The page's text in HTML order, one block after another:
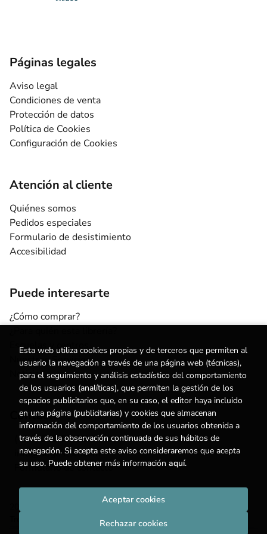
Páginas legales
Aviso legal
Condiciones de venta
Protección de datos
Política de Cookies
Configuración de Cookies
Atención al cliente
Quiénes somos
Pedidos especiales
Formulario de desistimiento
Accesibilidad
Puede interesarte
¿Cómo comprar?
Escuelas y centros
Nuestros Servicios
Noticias
Contacto
(+34) 615 55 96 54
info@degestalt.com
Formulario de contacto
2026 ©
. Todos los Derechos Reservados |
Esta web utiliza cookies propias y de terceros que permiten al
usuario la navegación a través de una página web (técnicas),
para el seguimiento y análisis estadístico del comportamiento
de los usuarios (analíticas), que permiten la gestión de los
espacios publicitarios que, en su caso, el editor haya incluido
en una página (publicitarias) y cookies que almacenan
información del comportamiento de los usuarios obtenida a
través de la observación continuada de sus hábitos de
navegación. Si acepta este aviso consideraremos que acepta
su uso. Puede obtener más información aquí.
Rechazar cookies
Aceptar cookies